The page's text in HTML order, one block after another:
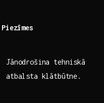
Piezīmes
Jānodrošina tehniskā
atbalsta klātbūtne.